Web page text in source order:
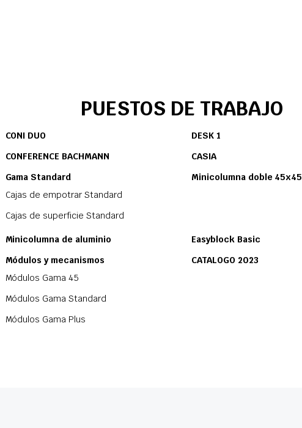
PUESTOS DE TRABAJO
CONI DUO DESK 1
CONFERENCE BACHMANN CASIA
Gama Standard
Cajas de empotrar Standard
Cajas de superficie Standard
Minicolumna doble 45x45
Minicolumna de aluminio Easyblock Basic
Módulos y mecanismos
Módulos Gama 45
Módulos Gama Standard
Módulos Gama Plus
CATALOGO 2023